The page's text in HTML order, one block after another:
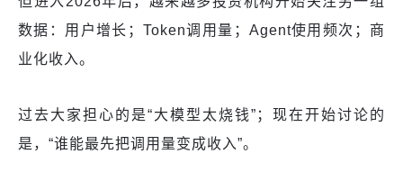
数据：用户增长；Token调用量；Agent使用频次；商
业化收入。
过去大家担心的是“大模型太烧钱”；现在开始讨论的
是，“谁能最先把调用量变成收入”。